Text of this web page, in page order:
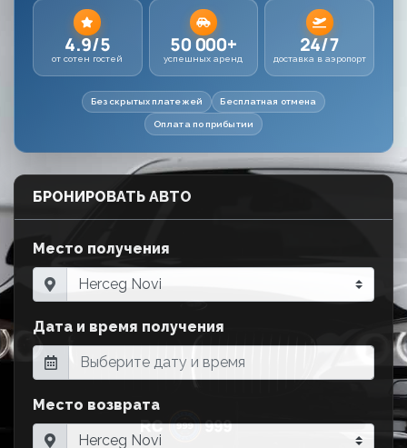
4.9/5
от сотен гостей
50 000+
успешных аренд
24/7
доставка в аэропорт
Без скрытых платежей Бесплатная отмена
Оплата по прибытии
БРОНИРОВАТЬ АВТО
Место получения
Дата и время получения
Место возврата